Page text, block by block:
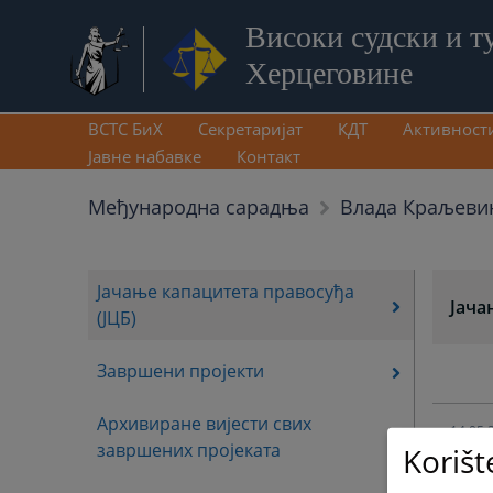
Високи судски и
Херцеговине
ВСТС БиХ Секретаријат КДТ
Јавне набавке
Контакт
Међународна сарадња Влада
Јачање капацитета правосуђа
(ЈЦБ)
Завршени пројекти
Архивиране вијести свих
завршених пројеката